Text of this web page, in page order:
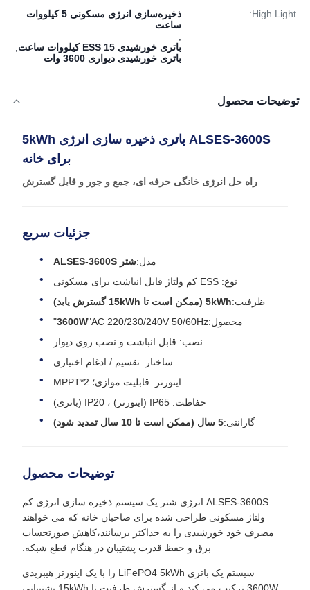
High Light:
ذخیره‌سازی انرژی مسکونی 5 کیلووات
ساعت
باتری خورشیدی ESS 15 کیلووات ساعت
باتری خورشیدی دیواری 3600 وات
توضیحات محصول
ALSES-3600S باتری ذخیره سازی انرژی 5kWh
برای خانه
راه حل انرژی خانگی حرفه ای، جمع و جور و قابل گسترش
جزئیات سریع
مدل:شتر ALSES‐3600S
نوع: ESS کم ولتاژ قابل انباشت برای مسکونی
ظرفیت:5kWh (ممکن است تا 15kWh گسترش یابد)
محصول:
3600W"AC 220/230/240V 50/60Hz"
نصب: قابل انباشت و نصب روی دیوار
ساختار: تقسیم / ادغام اختیاری
اینورتر: قابلیت موازی؛ 2*MPPT
حفاظت: IP65 (اینورتر) ، IP20 (باتری)
گارانتی:5 سال (ممکن است تا 10 سال تمدید شود)
توضیحات محصول
ALSES-3600S انرژی شتر یک سیستم ذخیره سازی انرژی کم
ولتاژ مسکونی طراحی شده برای صاحبان خانه که می خواهند
مصرف خود خورشیدی را به حداکثر برسانند،کاهش صورتحساب
برق و حفظ قدرت پشتیبان در هنگام قطع شبکه.
سیستم یک باتری LiFePO4 5kWh را با یک اینورتر هیبریدی